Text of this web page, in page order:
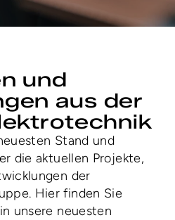
und
aus der
Stand und
die aktuellen Projekte,
der
Hier finden Sie
unsere neuesten